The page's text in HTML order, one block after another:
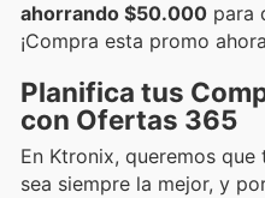
ahorrando $50.000 para
¡Compra esta promo
Planifica tus
con Ofertas 365
En Ktronix, queremos
sea siempre la mejor, y